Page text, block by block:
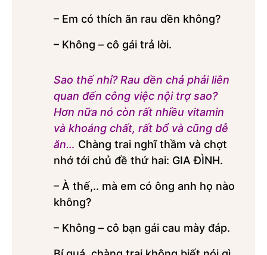
– Em có thích ăn rau dền không?
– Không – cô gái trả lời.
Sao thế nhỉ? Rau dền chả phải liên
quan đến công việc nội trợ sao?
Hơn nữa nó còn rất nhiều vitamin
và khoáng chất, rất bổ và cũng dễ
ăn… Chàng trai nghĩ thầm và chợt
nhớ tới chủ đề thứ hai: GIA ĐÌNH.
– À thế,.. mà em có ông anh họ nào
không?
– Không – cô bạn gái cau mày đáp.